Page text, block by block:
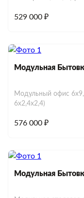
529 000 ₽
Модульная
Модульный офис
6х2,4х2,4)
576 000 ₽
Модульная